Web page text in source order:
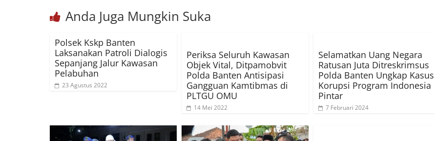
Anda Juga Mungkin Suka
Polsek Kskp Banten
Laksanakan Patroli Dialogis
Sepanjang Jalur Kawasan
Pelabuhan
23 Agustus 2022
Periksa Seluruh Kawasan
Objek Vital, Ditpamobvit
Polda Banten Antisipasi
Gangguan Kamtibmas di
PLTGU OMU
14 Mei 2022
Selamatkan Uang Negara
Ratusan Juta Ditreskrimsus
Polda Banten Ungkap Kasus
Korupsi Program Indonesia
Pintar
7 Februari 2024